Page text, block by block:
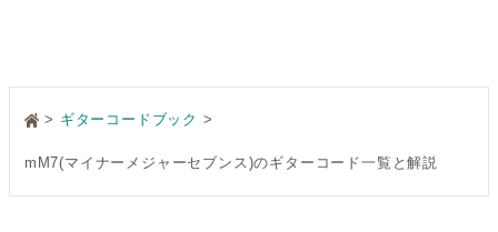
> ギターコードブック
mM7(マイナーメジャーセブンス)のギターコード一覧と解説